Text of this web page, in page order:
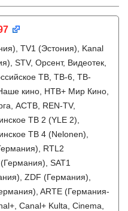
TV1 (Эстония), Kanal
STV, Орсент, Видеотек,
ТВ, ТВ-6, ТВ-
кино, НТВ+ Мир Кино,
АСТВ, REN-TV,
ТВ 2 (YLE 2),
ТВ 4 (Nelonen),
RTL2
SAT1
ZDF (Германия),
ARTE (Германия-
Canal+ Kulta, Cinema,